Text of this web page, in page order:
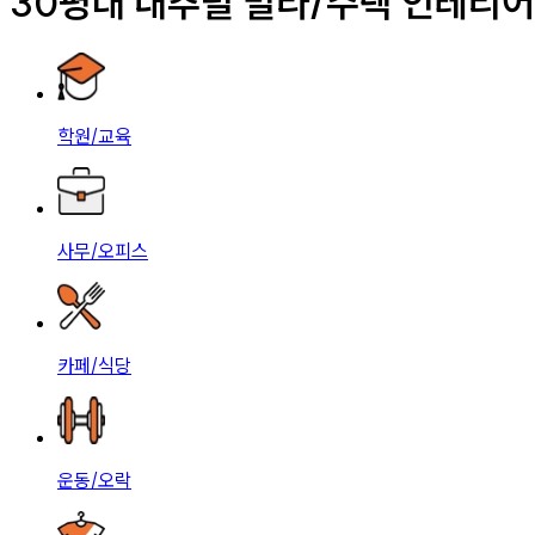
학원/교육
사무/오피스
카페/식당
운동/오락